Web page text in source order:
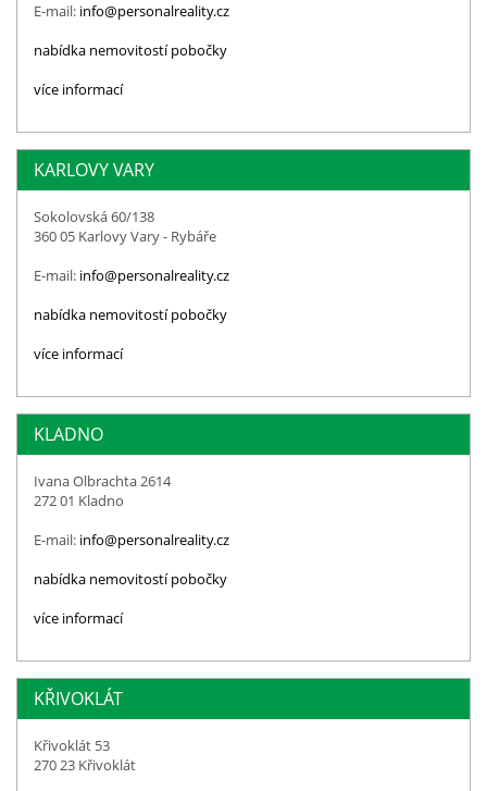
E-mail: info@personalreality.cz
nabídka nemovitostí pobočky
více informací
KARLOVY VARY
Sokolovská 60/138
360 05 Karlovy Vary - Rybáře
E-mail: info@personalreality.cz
nabídka nemovitostí pobočky
více informací
KLADNO
Ivana Olbrachta 2614
272 01 Kladno
E-mail: info@personalreality.cz
nabídka nemovitostí pobočky
více informací
KŘIVOKLÁT
Křivoklát 53
270 23 Křivoklát